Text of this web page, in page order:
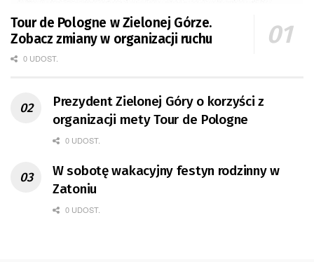
Tour de Pologne w Zielonej Górze.
Zobacz zmiany w organizacji ruchu
0 UDOST.
Prezydent Zielonej Góry o korzyści z
organizacji mety Tour de Pologne
0 UDOST.
W sobotę wakacyjny festyn rodzinny w
Zatoniu
0 UDOST.